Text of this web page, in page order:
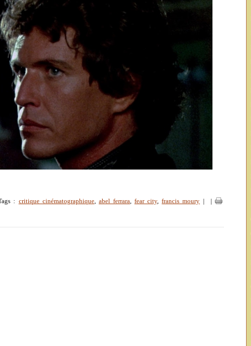
: critique cinématographique, abel ferrara,fear city,francis moury